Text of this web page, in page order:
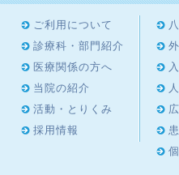
ご利用について
診療科・部門紹介
医療関係の方へ
当院の紹介
活動・とりくみ
採用情報